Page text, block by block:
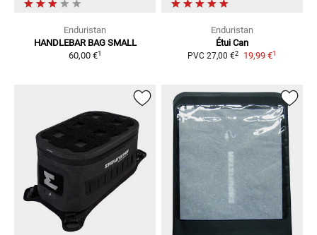
Enduristan
HANDLEBAR BAG SMALL
60,00 €1
Enduristan
Étui Can
PVC 27,00 €2 19,99 €1